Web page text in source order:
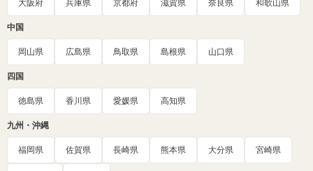
大阪府 兵庫県 京都府 滋賀県 奈良県 和歌山県
中国
岡山県 広島県 鳥取県 島根県 山口県
四国
徳島県 香川県 愛媛県 高知県
九州・沖縄
福岡県 佐賀県 長崎県 熊本県 大分県 宮崎県